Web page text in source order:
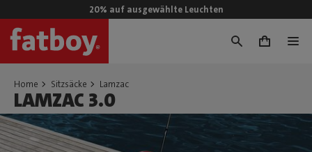
20% auf ausgewählte Leuchten
0
Home Sitzsäcke Lamzac
LAMZAC 3.0